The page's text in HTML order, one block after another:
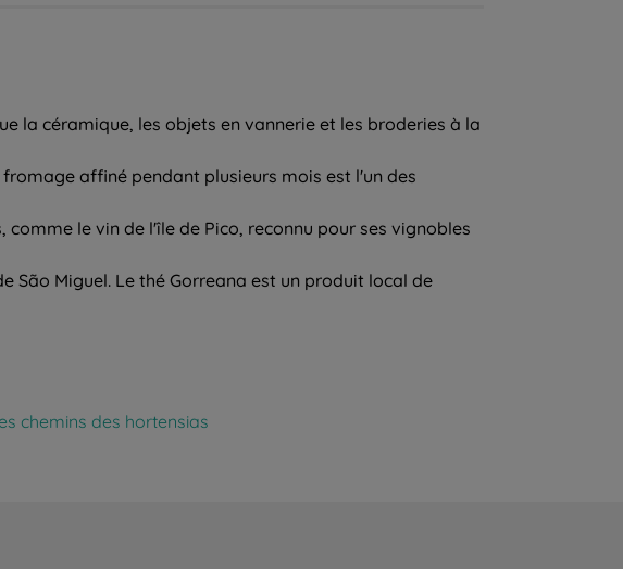
la céramique, les objets en vannerie et les broderies à la
affiné pendant plusieurs mois est l'un des
le vin de l'île de Pico, reconnu pour ses vignobles
São Miguel. Le thé Gorreana est un produit local de
chemins des hortensias